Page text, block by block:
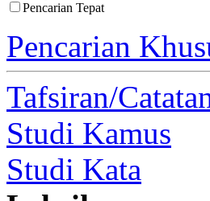
Pencarian Tepat
Pencarian
Tafsiran/
Studi Kamus
Studi Kata